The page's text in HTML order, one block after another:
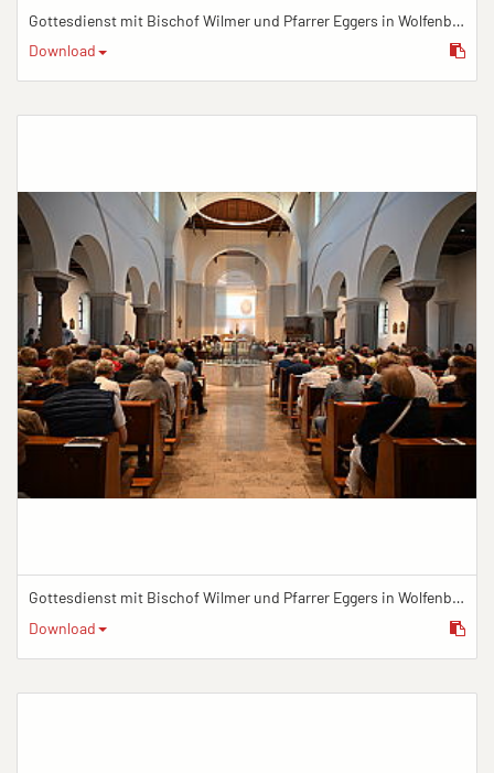
Gottesdienst mit Bischof Wilmer und Pfarrer Eggers in Wolfenbüttel
Download
Gottesdienst mit Bischof Wilmer und Pfarrer Eggers in Wolfenbüttel
Download